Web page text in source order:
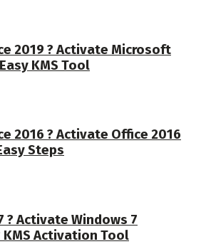
2019 ? Activate Microsoft
KMS Tool
2016 ? Activate Office 2016
Steps
Activate Windows 7
Activation Tool